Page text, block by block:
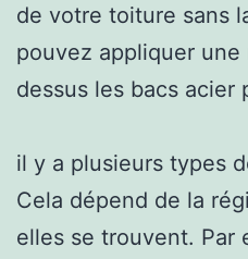
de votre toiture sans
pouvez appliquer
dessus les bacs acier
il y a plusieurs types
Cela dépend de la
elles se trouvent. Par